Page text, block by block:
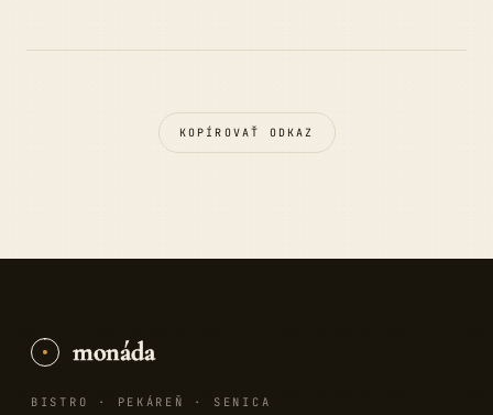
KOPÍROVAŤ ODKAZ
monáda
BISTRO · PEKÁREŇ · SENICA